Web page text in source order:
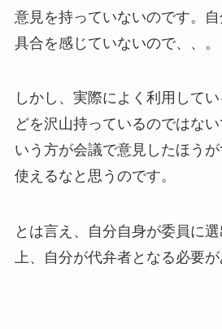
意見を持っていないのです。
具合を感じていないので、、。
しかし、実際によく利用して
どを沢山持っているのではな
いう方が会議で意見したほう
使えるなと思うのです。
とは言え、自分自身が委員に
上、自分が代弁者となる必要が